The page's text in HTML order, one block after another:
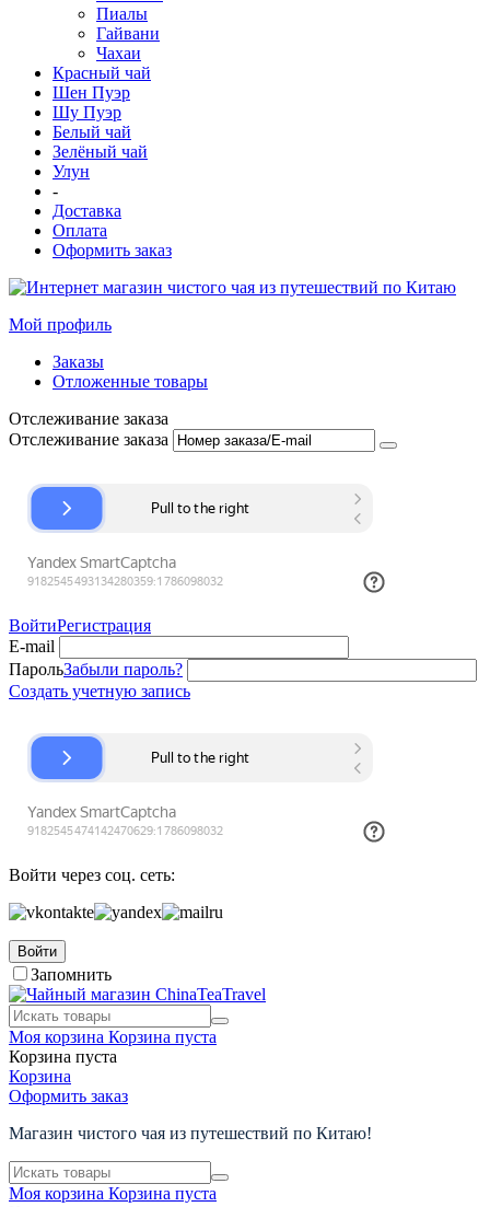
Пиалы
Гайвани
Чахаи
Красный чай
Шен Пуэр
Шу Пуэр
Белый чай
Зелёный чай
Улун
-
Доставка
Оплата
Оформить заказ
Мой профиль
Заказы
Отложенные товары
Отслеживание заказа
Отслеживание заказа
ВойтиРегистрация
E-mail
ПарольЗабыли пароль?
Создать учетную запись
Войти через соц. сеть:
Войти
Запомнить
Моя корзина Корзина пуста
Корзина пуста
Корзина
Оформить заказ
Магазин чистого чая из путешествий по Китаю!
Моя корзина Корзина пуста